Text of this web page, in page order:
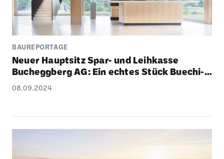
BAUREPORTAGE
Neuer Haupt­sitz Spar- und Leih­kasse
Buchegg­berg AG: Ein echtes Stück Buechi­
bärg
08.09.2024